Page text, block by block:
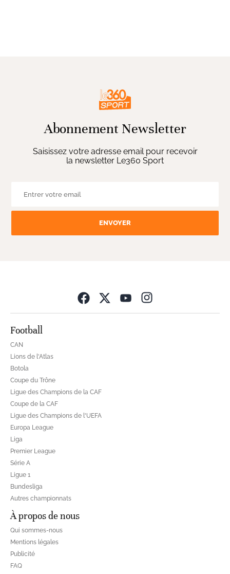
Abonnement Newsletter
Saisissez votre adresse email pour recevoir
la newsletter Le360 Sport
ENVOYER
Football
CAN
Lions de l'Atlas
Botola
Coupe du Trône
Ligue des Champions de la CAF
Coupe de la CAF
Ligue des Champions de l'UEFA
Europa League
Liga
Premier League
Série A
Ligue 1
Bundesliga
Autres championnats
À propos de nous
Qui sommes-nous
Mentions légales
Publicité
FAQ